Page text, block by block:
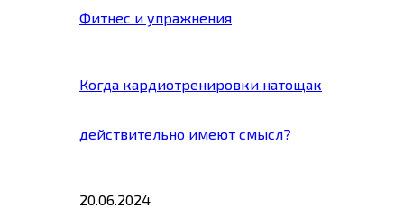
Фитнес и упражнения
Когда кардиотренировки натощак
действительно имеют смысл?
20.06.2024